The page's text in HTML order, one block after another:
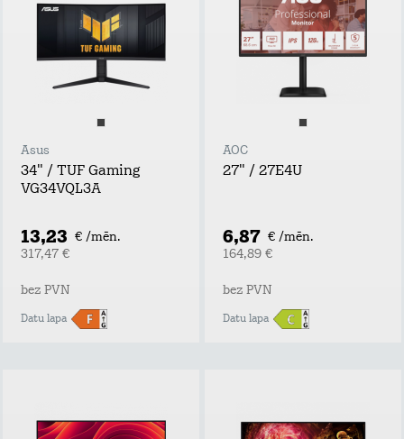
Asus
34" / TUF Gaming
VG34VQL3A
13,23 € /mēn.
317,47 €
bez PVN
Datu lapa
AOC
27" / 27E4U
6,87 € /mēn.
164,89 €
bez PVN
Datu lapa